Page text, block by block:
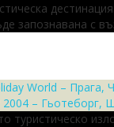
запознавана с
World – Прага,
2004 – Гьотеборг,
туристическо